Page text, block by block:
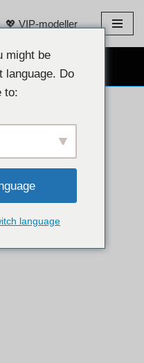
💖 VIP-modeller
might be
language. Do
to:
language